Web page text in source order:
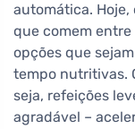
automática. Hoje,
que comem
opções que
tempo nutritivas.
seja, refeições
agradável –